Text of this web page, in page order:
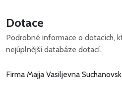
Dotace
Podrobné informace o dotacích,
nejúplnější databáze dotací.
Firma Majja Vasiljevna